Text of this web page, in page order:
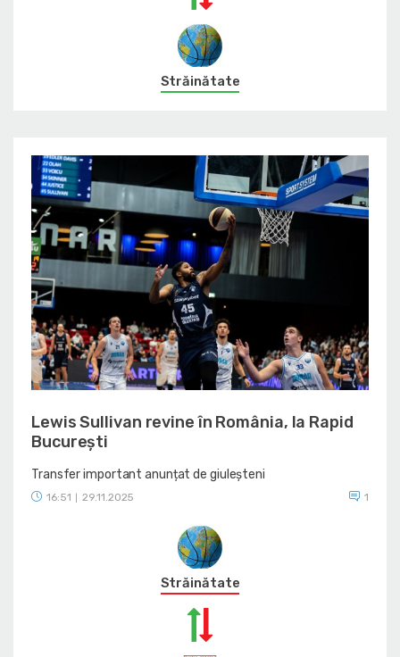
Străinătate
Lewis Sullivan revine în România, la Rapid
București
Transfer important anunțat de giuleșteni
16:51 29.11.2025 1
Străinătate